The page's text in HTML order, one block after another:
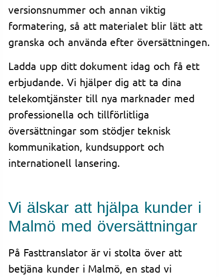
versionsnummer och annan viktig
formatering, så att materialet blir lätt att
granska och använda efter översättningen.
Ladda upp ditt dokument idag och få ett
erbjudande. Vi hjälper dig att ta dina
telekomtjänster till nya marknader med
professionella och tillförlitliga
översättningar som stödjer teknisk
kommunikation, kundsupport och
internationell lansering.
Vi älskar att hjälpa kunder i
Malmö med översättningar
På Fasttranslator är vi stolta över att
betjäna kunder i Malmö, en stad vi